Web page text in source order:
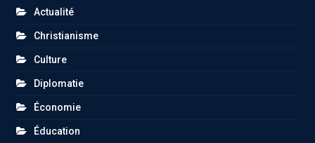
Actualité
Christianisme
Culture
Diplomatie
Économie
Éducation